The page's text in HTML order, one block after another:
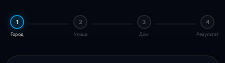
1
Город
2
Улица
3
Дом
4
Результат